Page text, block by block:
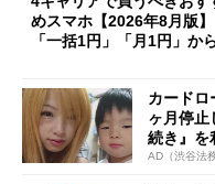
めスマホ【2026年8月版】
「一括1円」「月1円」か
カードロ
ヶ月停止
続き』を
AD（渋谷法